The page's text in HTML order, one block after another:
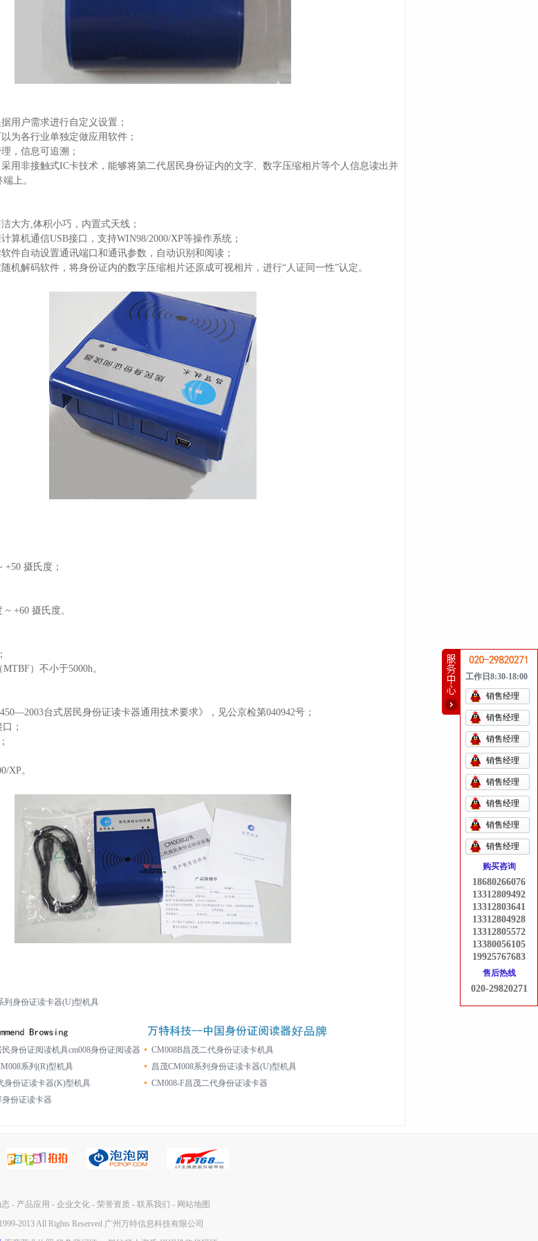
用户需求进行自定义设置；
为各行业单独定做应用软件；
，信息可追溯；
用非接触式IC卡技术，能够将第二代居民身份证内的文字、数字压缩相片等个人信息读出并
上。
大方,体积小巧，内置式天线；
算机通信USB接口，支持WIN98/2000/XP等操作系统；
件自动设置通讯端口和通讯参数，自动识别和阅读；
机解码软件，将身份证内的数字压缩相片还原成可视相片，进行“人证同一性”认定。
摄氏度；
+60 摄氏度。
）不小于5000h。
台式居民身份证读卡器通用技术要求》，见公京检第040942号；
；
XP。
列身份证读卡器(U)型机具
身份证阅读机具cm008身份证阅读器
CM008B昌茂二代身份证读卡机具
系列(R)型机具
昌茂CM008系列身份证读卡器(U)型机具
身份证读卡器(K)型机具
CM008-F昌茂二代身份证读卡器
份证读卡器
- 产品应用 - 企业文化 - 荣誉资质 - 联系我们 - 网站地图
2013 All Rights Reserved 广州万特信息科技有限公司
工作日8:30-18:00
销售经理
销售经理
销售经理
销售经理
销售经理
销售经理
销售经理
销售经理
购买咨询
18680266076
13312809492
13312803641
13312804928
13312805572
13380056105
19925767683
售后热线
020-29820271